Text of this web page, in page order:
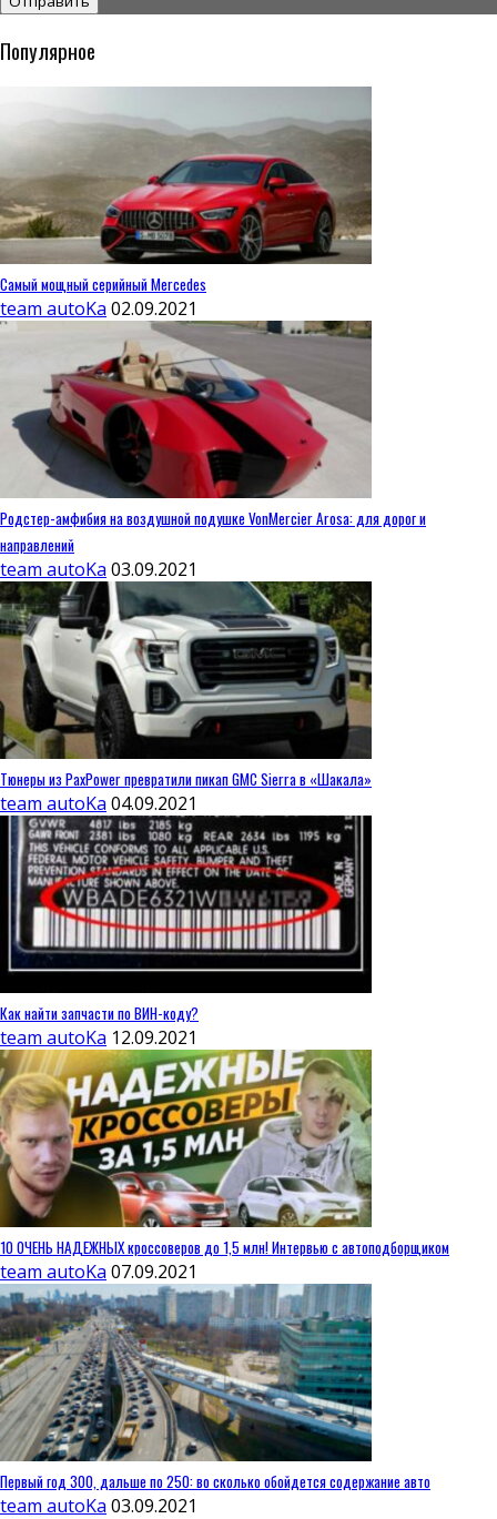
Популярное
Самый мощный серийный Mercedes
team autoKa 02.09.2021
Родстер-амфибия на воздушной подушке VonMercier Arosa: для дорог и
направлений
team autoKa 03.09.2021
Тюнеры из PaxPower превратили пикап GMC Sierra в «Шакала»
team autoKa 04.09.2021
Как найти запчасти по ВИН-коду?
team autoKa 12.09.2021
10 ОЧЕНЬ НАДЕЖНЫХ кроссоверов до 1,5 млн! Интервью с автоподборщиком
team autoKa 07.09.2021
Первый год 300, дальше по 250: во сколько обойдется содержание авто
team autoKa 03.09.2021